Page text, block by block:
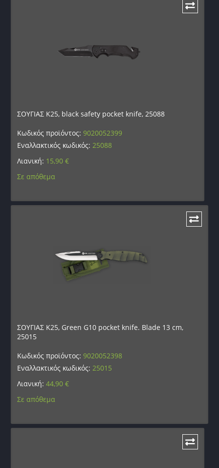
ΣΟΥΓΙΑΣ K25, black safety pocket knife, 25088
Κωδικός προϊόντος:9020052399
Εναλλακτικός κωδικός:25088
Λιανική: 15,90€
Σε απόθεμα
ΣΟΥΓΙΑΣ K25, Green G10 pocket knife. Blade 13 cm,
25015
Κωδικός προϊόντος:9020052398
Εναλλακτικός κωδικός:25015
Λιανική:44,90€
Σε απόθεμα